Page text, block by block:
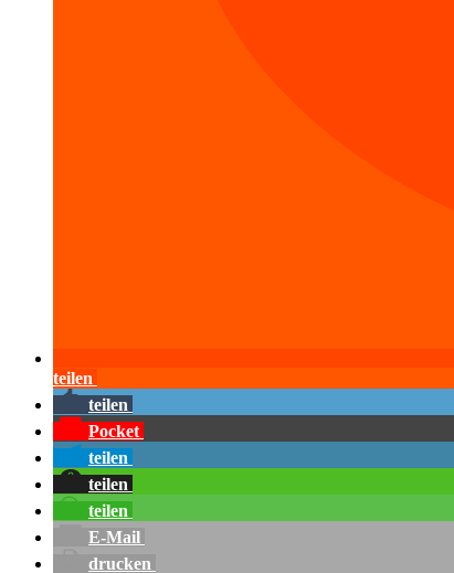
teilen
teilen
Pocket
teilen
teilen
teilen
E-Mail
drucken